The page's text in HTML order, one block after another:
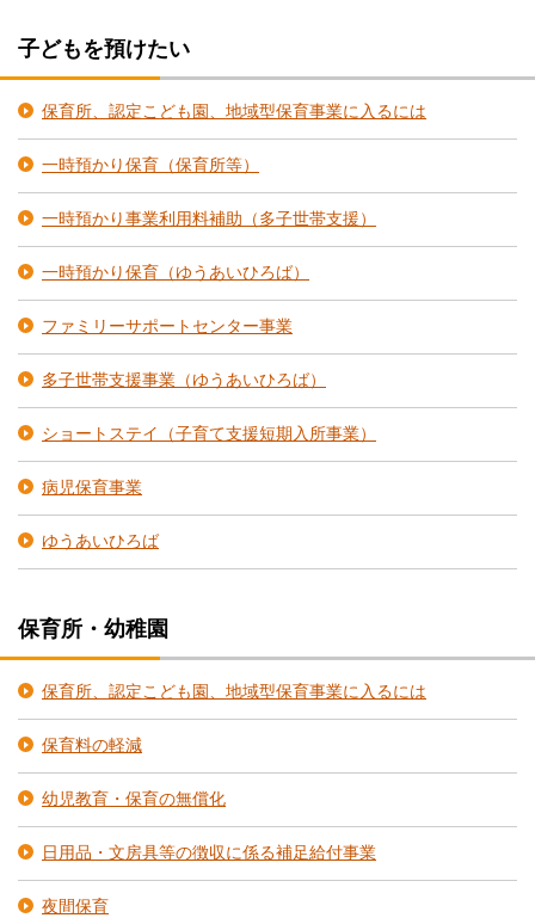
子どもを預けたい
保育所、認定こども園、地域型保育事業に入るには
一時預かり保育（保育所等）
一時預かり事業利用料補助（多子世帯支援）
一時預かり保育（ゆうあいひろば）
ファミリーサポートセンター事業
多子世帯支援事業（ゆうあいひろば）
ショートステイ（子育て支援短期入所事業）
病児保育事業
ゆうあいひろば
保育所・幼稚園
保育所、認定こども園、地域型保育事業に入るには
保育料の軽減
幼児教育・保育の無償化
日用品・文房具等の徴収に係る補足給付事業
夜間保育